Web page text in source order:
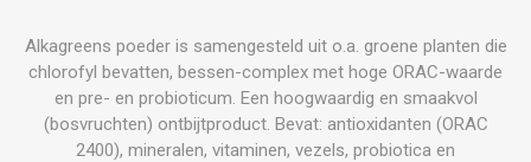
Alkagreens poeder is samengesteld uit o.a. groene planten die
chlorofyl bevatten, bessen-complex met hoge ORAC-waarde
en pre- en probioticum. Een hoogwaardig en smaakvol
(bosvruchten) ontbijtproduct. Bevat: antioxidanten (ORAC
2400), mineralen, vitaminen, vezels, probiotica en